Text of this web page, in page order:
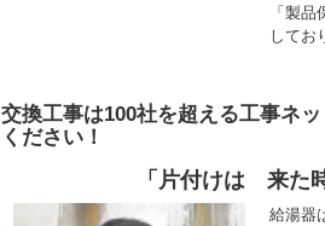
「製
してお
交換工事は100社を超える工事ネ
ください！
「片付けは 来た
給湯器